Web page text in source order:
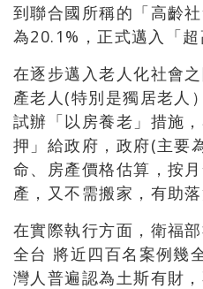
到聯合國所稱的「高齡
為20.1%，正式邁入「超
在逐步邁入老人化社會
產老人(特別是獨居老人
試辦「以房養老」措施
押」給政府，政府(主要
命、房產價格估算，按
產，又不需搬家，有助
在實際執行方面，衛福
全台 將近四百名案例幾
灣人普遍認為土斯有財